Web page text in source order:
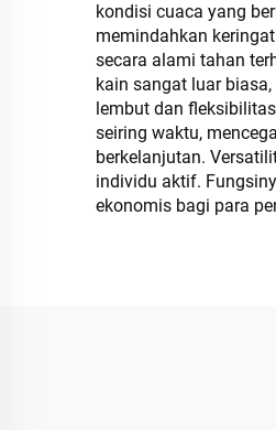
kondisi cuaca yang
memindahkan
secara alami tahan
kain sangat luar
lembut dan
seiring waktu,
berkelanjutan.
individu aktif.
ekonomis bagi para